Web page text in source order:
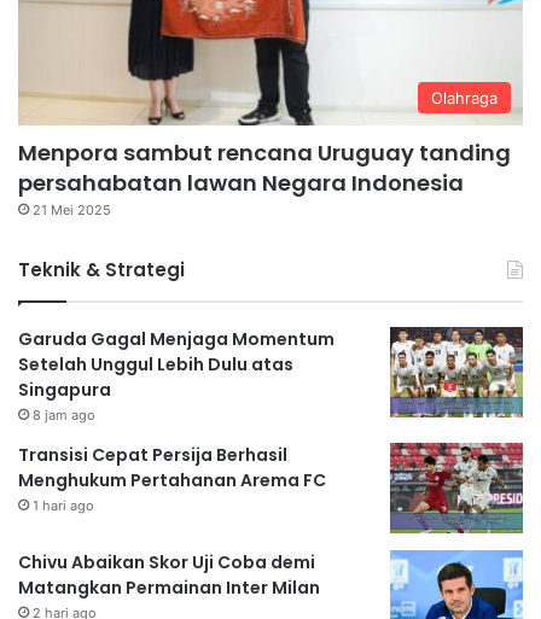
Olahraga
Menpora sambut rencana Uruguay tanding
persahabatan lawan Negara Indonesia
21 Mei 2025
Teknik & Strategi
Garuda Gagal Menjaga Momentum
Setelah Unggul Lebih Dulu atas
Singapura
8 jam ago
Transisi Cepat Persija Berhasil
Menghukum Pertahanan Arema FC
1 hari ago
Chivu Abaikan Skor Uji Coba demi
Matangkan Permainan Inter Milan
2 hari ago